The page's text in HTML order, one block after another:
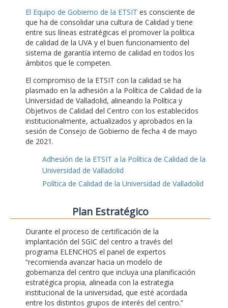
El Equipo de Gobierno de la ETSIT es consciente de
que ha de consolidar una cultura de Calidad y tiene
entre sus líneas estratégicas el promover la política
de calidad de la UVA y el buen funcionamiento del
sistema de garantía interno de calidad en todos los
ámbitos que le competen.
El compromiso de la ETSIT con la calidad se ha
plasmado en la adhesión a la Política de Calidad de la
Universidad de Valladolid, alineando la Política y
Objetivos de Calidad del Centro con los establecidos
institucionalmente, actualizados y aprobados en la
sesión de Consejo de Gobierno de fecha 4 de mayo
de 2021.
Adhesión de la ETSIT a la Política de Calidad de la
Universidad de Valladolid
Política de Calidad de la Universidad de Valladolid
Plan Estratégico
Durante el proceso de certificación de la
implantación del SGIC del centro a través del
programa ELENCHOS el panel de expertos
“recomienda avanzar hacia un modelo de
gobernanza del centro que incluya una planificación
estratégica propia, alineada con la estrategia
institucional de la universidad, que esté acordada
entre los distintos grupos de interés del centro.”